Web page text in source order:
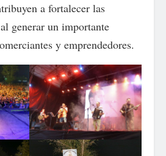
a fortalecer las
generar un importante
y emprendedores.